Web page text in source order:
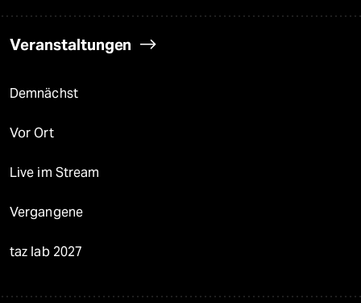
Veranstaltungen
Demnächst
Vor Ort
Live im Stream
Vergangene
taz lab 2027